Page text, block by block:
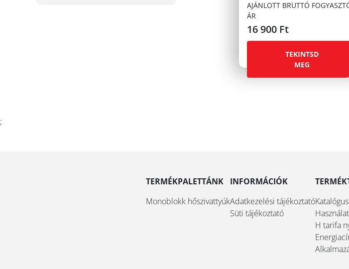
AJÁNLOTT BRUTTÓ
ÁR
16 900 Ft
TEKINTSD
MEG
;
TERMÉKPALETTÁNK
Monoblokk hőszivattyúk
INFORMÁCIÓK
Adatkezelési tájékoztató
Süti tájékoztató
H tarifa